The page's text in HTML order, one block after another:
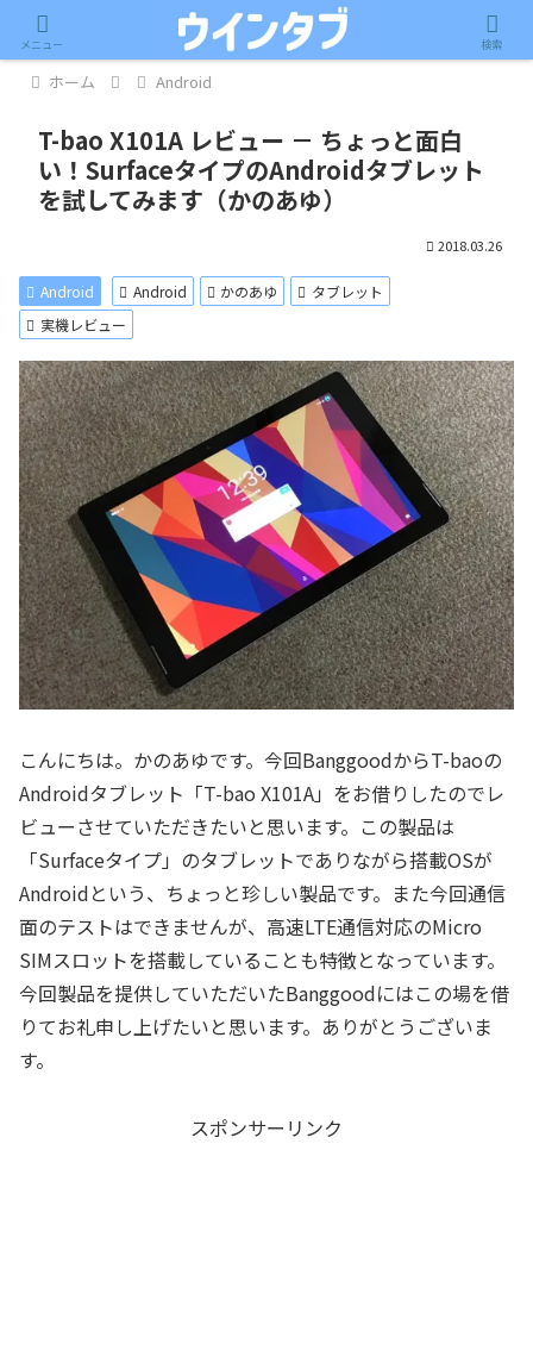
記事内に広告が含まれています。
ホーム Android
T-bao X101A レビュー － ちょっと面白
い！SurfaceタイプのAndroidタブレット
を試してみます（かのあゆ）
2018.03.26
Android Android かのあゆ
タブレット
実機レビュー
こんにちは。かのあゆです。今回BanggoodからT-baoの
Androidタブレット「T-bao X101A」をお借りしたのでレ
ビューさせていただきたいと思います。この製品は
「Surfaceタイプ」のタブレットでありながら搭載OSが
Androidという、ちょっと珍しい製品です。また今回通信
面のテストはできませんが、高速LTE通信対応のMicro
SIMスロットを搭載していることも特徴となっています。
今回製品を提供していただいたBanggoodにはこの場を借
りてお礼申し上げたいと思います。ありがとうございま
す。
スポンサーリンク
メニュー 検索